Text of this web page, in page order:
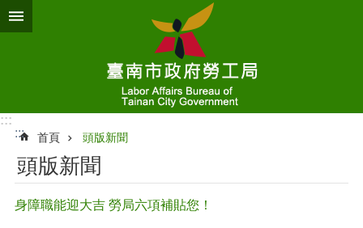
跳到主要內容區塊
:::
:::
首頁 頭版新聞
頭版新聞
身障職能迎大吉 勞局六項補貼您！